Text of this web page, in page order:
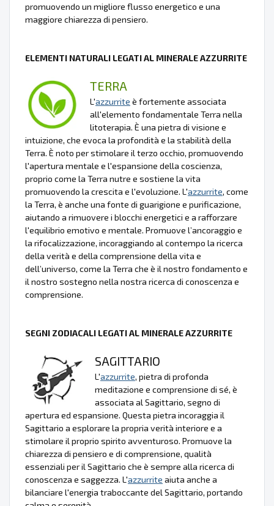
promuovendo un migliore flusso energetico e una
maggiore chiarezza di pensiero.
ELEMENTI NATURALI LEGATI AL MINERALE AZZURRITE
TERRA
L'azzurrite è fortemente associata
all'elemento fondamentale Terra nella
litoterapia. È una pietra di visione e
intuizione, che evoca la profondità e la stabilità della
Terra. È noto per stimolare il terzo occhio, promuovendo
l'apertura mentale e l'espansione della coscienza,
proprio come la Terra nutre e sostiene la vita
promuovendo la crescita e l'evoluzione. L'azzurrite, come
la Terra, è anche una fonte di guarigione e purificazione,
aiutando a rimuovere i blocchi energetici e a rafforzare
l'equilibrio emotivo e mentale. Promuove l’ancoraggio e
la rifocalizzazione, incoraggiando al contempo la ricerca
della verità e della comprensione della vita e
dell’universo, come la Terra che è il nostro fondamento e
il nostro sostegno nella nostra ricerca di conoscenza e
comprensione.
SEGNI ZODIACALI LEGATI AL MINERALE AZZURRITE
SAGITTARIO
L'azzurrite, pietra di profonda
meditazione e comprensione di sé, è
associata al Sagittario, segno di
apertura ed espansione. Questa pietra incoraggia il
Sagittario a esplorare la propria verità interiore e a
stimolare il proprio spirito avventuroso. Promuove la
chiarezza di pensiero e di comprensione, qualità
essenziali per il Sagittario che è sempre alla ricerca di
conoscenza e saggezza. L'azzurrite aiuta anche a
bilanciare l'energia traboccante del Sagittario, portando